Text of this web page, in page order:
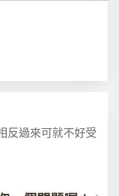
反過來可就不好受